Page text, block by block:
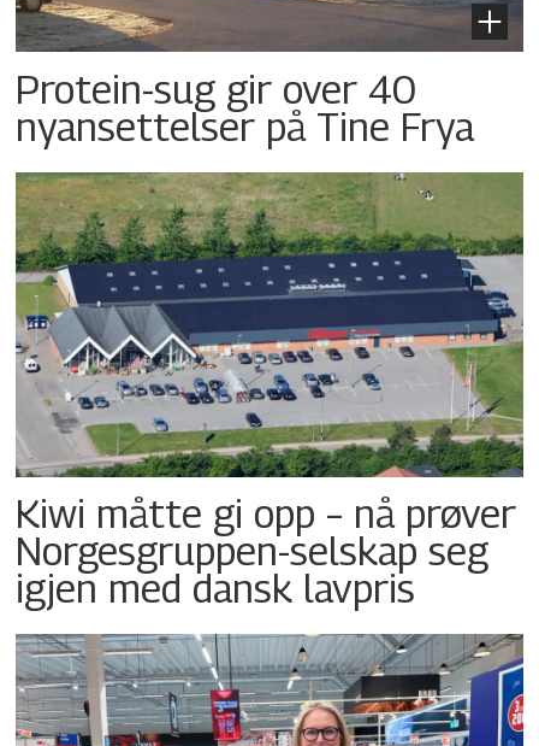
Protein-sug gir over 40
nyansettelser på Tine Frya
Kiwi måtte gi opp – nå prøver
Norgesgruppen-selskap seg
igjen med dansk lavpris